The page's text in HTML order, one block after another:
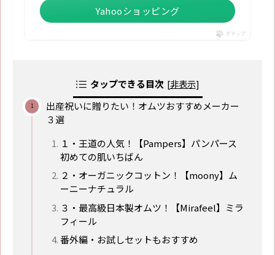
Yahooショッピング
ポチップ
タップできる目次 [非表示]
出産祝いに贈りたい！オムツおすすめメーカー
３選
１・王道の人気！【Pampers】パンパース
初めての肌いちばん
２・オーガニックコットン！【moony】ム
ーニーナチュラル
３・最高級日本製オムツ！【Mirafeel】ミラ
フィール
番外編・お試しセットもおすすめ